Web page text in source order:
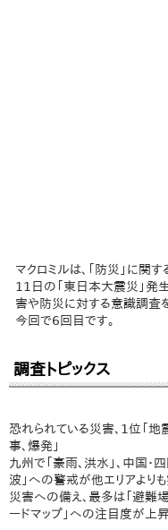
マクロミルは、「防災」に関
11日の「東日本大震災」発
害や防災に対する意識調査
今回で6回目です。
調査トピックス
恐れられている災害、1位「地
事、爆発」
九州で「豪雨、洪水」、中国・
波」への警戒が他エリアより
災害への備え、最多は「避難
ードマップ」への注目度が上